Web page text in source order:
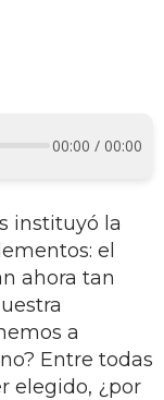
00:00 / 00:00
instituyó la
el
ahora tan
a
Entre todas
elegido, ¿por